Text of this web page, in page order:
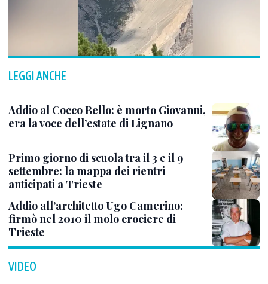
LEGGI ANCHE
Addio al Cocco Bello: è morto Giovanni,
era la voce dell’estate di Lignano
Primo giorno di scuola tra il 3 e il 9
settembre: la mappa dei rientri
anticipati a Trieste
Addio all’architetto Ugo Camerino:
firmò nel 2010 il molo crociere di
Trieste
VIDEO